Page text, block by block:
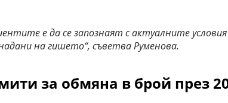
е да се запознаят с актуалните
на гишето“, съветва Руменова.
за обмяна в брой през